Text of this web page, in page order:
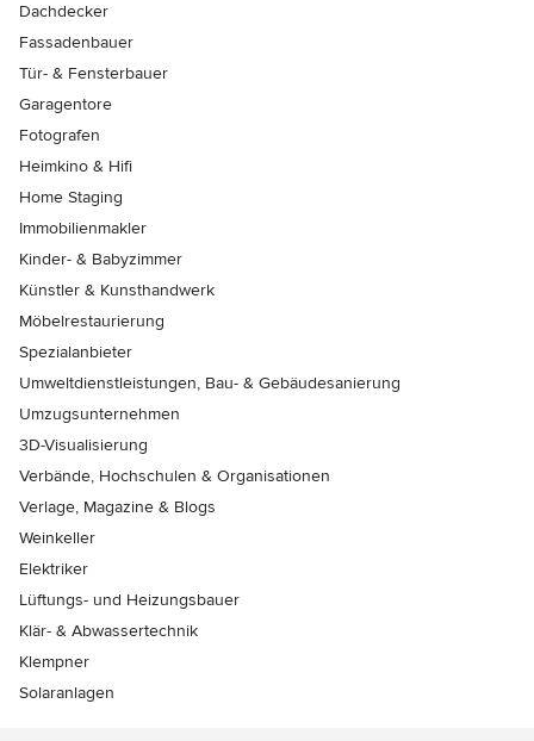
Dachdecker
Fassadenbauer
Tür- & Fensterbauer
Garagentore
Fotografen
Heimkino & Hifi
Home Staging
Immobilienmakler
Kinder- & Babyzimmer
Künstler & Kunsthandwerk
Möbelrestaurierung
Spezialanbieter
Umweltdienstleistungen, Bau- & Gebäudesanierung
Umzugsunternehmen
3D-Visualisierung
Verbände, Hochschulen & Organisationen
Verlage, Magazine & Blogs
Weinkeller
Elektriker
Lüftungs- und Heizungsbauer
Klär- & Abwassertechnik
Klempner
Solaranlagen